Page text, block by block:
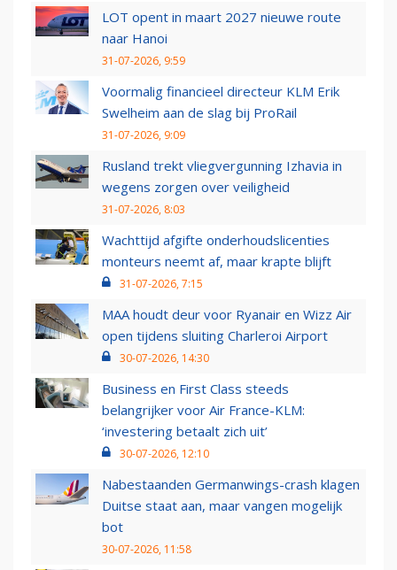
LOT opent in maart 2027 nieuwe route
naar Hanoi
31-07-2026, 9:59
Voormalig financieel directeur KLM Erik
Swelheim aan de slag bij ProRail
31-07-2026, 9:09
Rusland trekt vliegvergunning Izhavia in
wegens zorgen over veiligheid
31-07-2026, 8:03
Wachttijd afgifte onderhoudslicenties
monteurs neemt af, maar krapte blijft
31-07-2026, 7:15
MAA houdt deur voor Ryanair en Wizz Air
open tijdens sluiting Charleroi Airport
30-07-2026, 14:30
Business en First Class steeds
belangrijker voor Air France-KLM:
‘investering betaalt zich uit’
30-07-2026, 12:10
Nabestaanden Germanwings-crash klagen
Duitse staat aan, maar vangen mogelijk
bot
30-07-2026, 11:58